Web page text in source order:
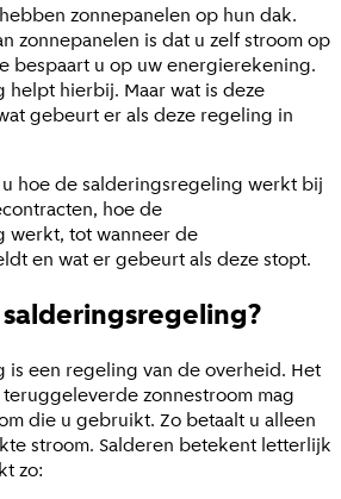
zonnepanelen op hun dak.
zonnepanelen is dat u zelf stroom op
bespaart u op uw energierekening.
helpt hierbij. Maar wat is deze
gebeurt er als deze regeling in
hoe de salderingsregeling werkt bij
hoe de
tot wanneer de
en wat er gebeurt als deze stopt.
is een regeling van de overheid. Het
zonnestroom mag
die u gebruikt. Zo betaalt u alleen
stroom. Salderen betekent letterlijk
zo: